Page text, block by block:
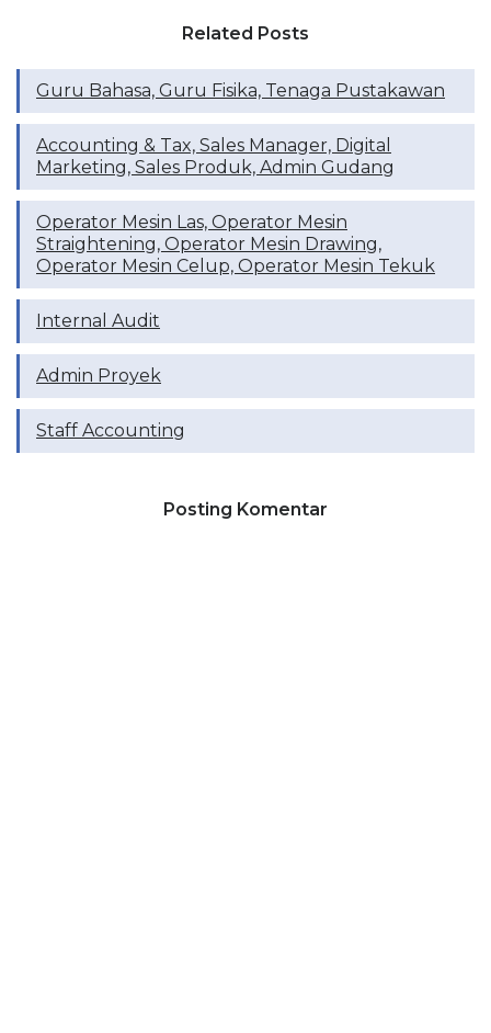
Related Posts
Guru Bahasa, Guru Fisika, Tenaga Pustakawan
Accounting & Tax, Sales Manager, Digital
Marketing, Sales Produk, Admin Gudang
Operator Mesin Las, Operator Mesin
Straightening, Operator Mesin Drawing,
Operator Mesin Celup, Operator Mesin Tekuk
Internal Audit
Admin Proyek
Staff Accounting
Posting Komentar